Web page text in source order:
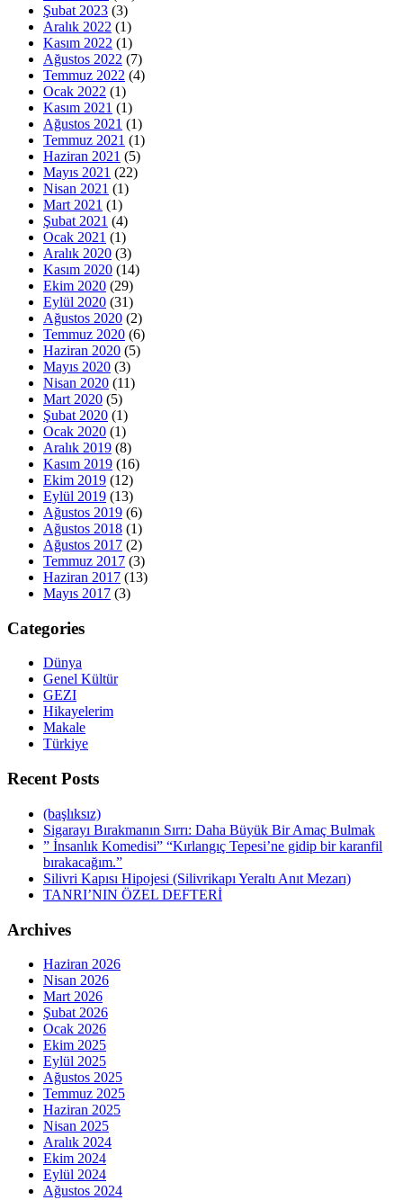
Şubat 2023 (3)
Aralık 2022 (1)
Kasım 2022 (1)
Ağustos 2022 (7)
Temmuz 2022 (4)
Ocak 2022 (1)
Kasım 2021 (1)
Ağustos 2021 (1)
Temmuz 2021 (1)
Haziran 2021 (5)
Mayıs 2021 (22)
Nisan 2021 (1)
Mart 2021 (1)
Şubat 2021 (4)
Ocak 2021 (1)
Aralık 2020 (3)
Kasım 2020 (14)
Ekim 2020 (29)
Eylül 2020 (31)
Ağustos 2020 (2)
Temmuz 2020 (6)
Haziran 2020 (5)
Mayıs 2020 (3)
Nisan 2020 (11)
Mart 2020 (5)
Şubat 2020 (1)
Ocak 2020 (1)
Aralık 2019 (8)
Kasım 2019 (16)
Ekim 2019 (12)
Eylül 2019 (13)
Ağustos 2019 (6)
Ağustos 2018 (1)
Ağustos 2017 (2)
Temmuz 2017 (3)
Haziran 2017 (13)
Mayıs 2017 (3)
Categories
Dünya
Genel Kültür
GEZI
Hikayelerim
Makale
Türkiye
Recent Posts
(başlıksız)
Sigarayı Bırakmanın Sırrı: Daha Büyük Bir Amaç Bulmak
” İnsanlık Komedisi” “Kırlangıç Tepesi’ne gidip bir karanfil
bırakacağım.”
Silivri Kapısı Hipojesi (Silivrikapı Yeraltı Anıt Mezarı)
TANRI’NIN ÖZEL DEFTERİ
Archives
Haziran 2026
Nisan 2026
Mart 2026
Şubat 2026
Ocak 2026
Ekim 2025
Eylül 2025
Ağustos 2025
Temmuz 2025
Haziran 2025
Nisan 2025
Aralık 2024
Ekim 2024
Eylül 2024
Ağustos 2024